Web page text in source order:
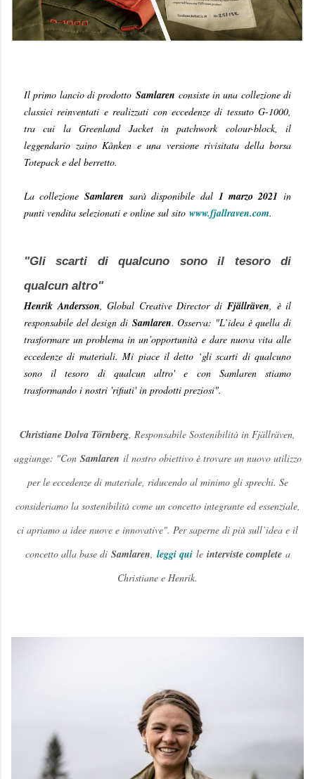
Il primo lancio di prodotto Samlaren consiste in una collezione di
classici reinventati e realizzati con eccedenze di tessuto G-1000,
tra cui la Greenland Jacket in patchwork colour-block, il
leggendario zaino Kånken e una versione rivisitata della borsa
Totepack e del berretto.
La collezioneSamlaren sarà disponibile dal 1 marzo 2021in
punti vendita selezionati e online sul sito www.fjallraven.com.
"Gli scarti di qualcuno sono il tesoro di
qualcun altro"
Henrik Andersson, Global Creative Director di Fjällräven, è il
responsabile del design di Samlaren. Osserva: "L’idea è quella di
trasformare un problema in un’opportunità e dare nuova vita alle
eccedenze di materiali. Mi piace il detto ‘gli scarti di qualcuno
sono il tesoro di qualcun altro' e con Samlaren stiamo
trasformando i nostri 'rifiuti' in prodotti preziosi".
Christiane Dolva Törnberg, Responsabile Sostenibilità in Fjällräven,
aggiunge: "Con Samlaren il nostro obiettivo è trovare un nuovo utilizzo
per le eccedenze di materiale, riducendo al minimo gli sprechi. Se
consideriamo la sostenibilità come un concetto integrante ed essenziale,
ci apriamo a idee nuove e innovative". Per saperne di più sull’idea e il
concetto alla base di Samlaren, leggi qui le interviste completea
Christiane e Henrik.